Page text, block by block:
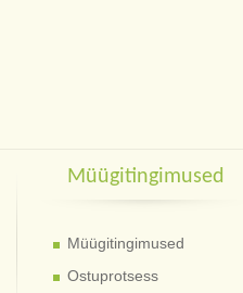
Müügitingimused
Müügitingimused
Ostuprotsess